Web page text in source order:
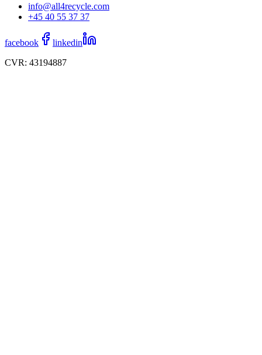
info@all4recycle.com
+45 40 55 37 37
facebook
linkedin
CVR: 43194887